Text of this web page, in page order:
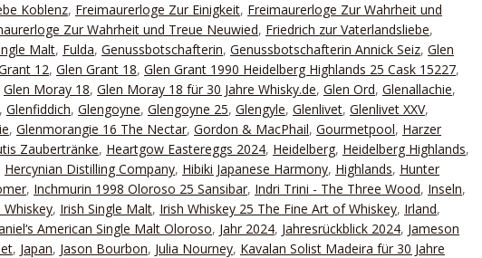
Koblenz, Freimaurerloge Zur Einigkeit, Freimaurerloge Zur Wahrheit und
Zur Wahrheit und Treue Neuwied, Friedrich zur Vaterlandsliebe,
Malt, Fulda, Genussbotschafterin, Genussbotschafterin Annick Seiz, Glen
12, Glen Grant 18, Glen Grant 1990 Heidelberg Highlands 25 Cask 15227,
Glen Moray 18, Glen Moray 18 für 30 Jahre Whisky.de, Glen Ord, Glenallachie,
, Glenfiddich, Glengoyne, Glengoyne 25, Glengyle, Glenlivet, Glenlivet XXV,
, Glenmorangie 16 The Nectar, Gordon & MacPhail, Gourmetpool, Harzer
Zaubertränke, Heartgow Eastereggs 2024, Heidelberg, Heidelberg Highlands,
Hercynian Distilling Company, Hibiki Japanese Harmony, Highlands, Hunter
, Inchmurin 1998 Oloroso 25 Sansibar, Indri Trini - The Three Wood, Inseln,
Whiskey, Irish Single Malt, Irish Whiskey 25 The Fine Art of Whiskey, Irland,
American Single Malt Oloroso, Jahr 2024, Jahresrückblick 2024, Jameson
, Japan, Jason Bourbon, Julia Nourney, Kavalan Solist Madeira für 30 Jahre